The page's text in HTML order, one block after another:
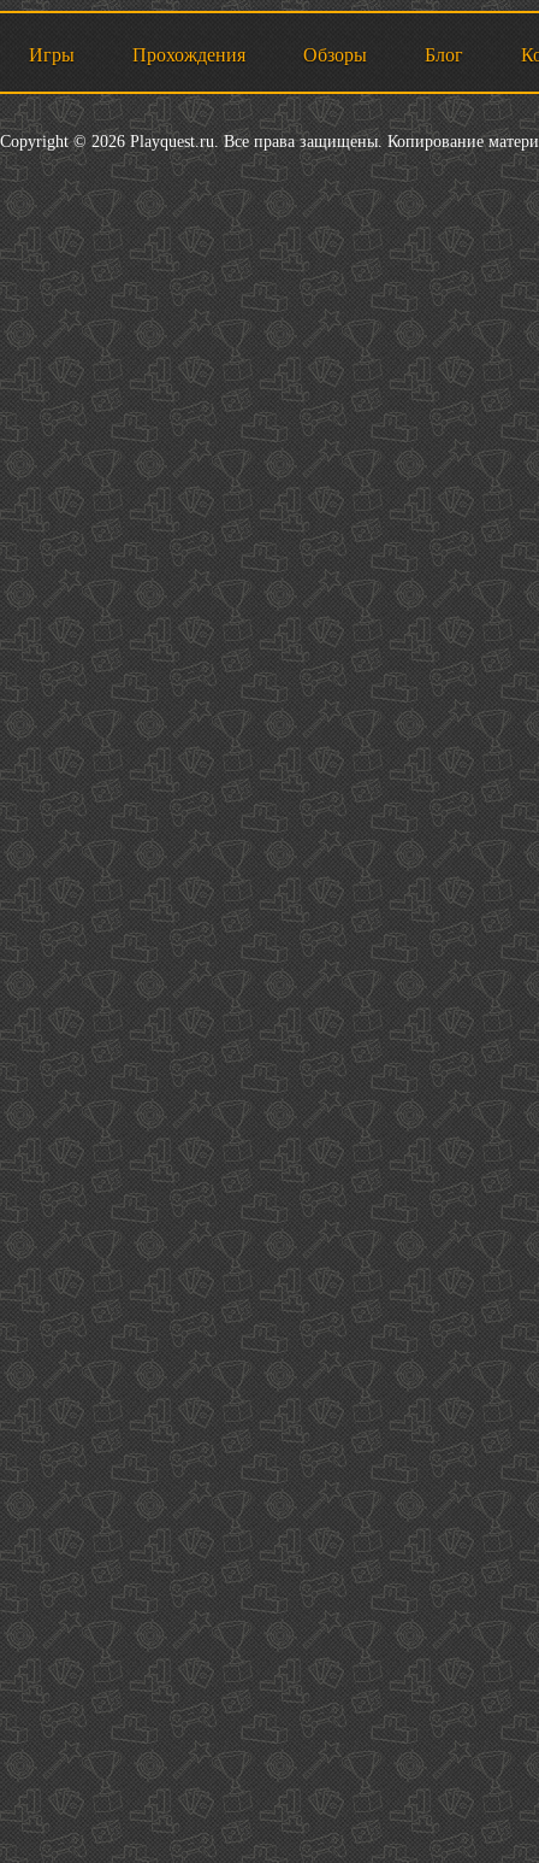
Игры Прохождения Обзоры Блог
Copyright © 2026 Playquest.ru. Все права защищены. Копирование